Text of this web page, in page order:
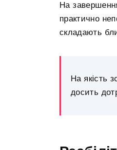
На
практично
складають
На якість
досить